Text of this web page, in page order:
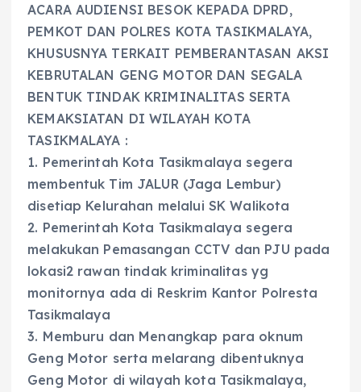
ACARA AUDIENSI BESOK KEPADA DPRD,
PEMKOT DAN POLRES KOTA TASIKMALAYA,
KHUSUSNYA TERKAIT PEMBERANTASAN AKSI
KEBRUTALAN GENG MOTOR DAN SEGALA
BENTUK TINDAK KRIMINALITAS SERTA
KEMAKSIATAN DI WILAYAH KOTA
TASIKMALAYA :
1. Pemerintah Kota Tasikmalaya segera
membentuk Tim JALUR (Jaga Lembur)
disetiap Kelurahan melalui SK Walikota
2. Pemerintah Kota Tasikmalaya segera
melakukan Pemasangan CCTV dan PJU pada
lokasi2 rawan tindak kriminalitas yg
monitornya ada di Reskrim Kantor Polresta
Tasikmalaya
3. Memburu dan Menangkap para oknum
Geng Motor serta melarang dibentuknya
Geng Motor di wilayah kota Tasikmalaya,